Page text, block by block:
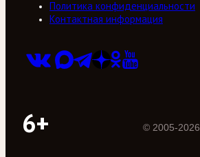
Политика конфиденциальности
Контактная информация
6+ © 2005-2026